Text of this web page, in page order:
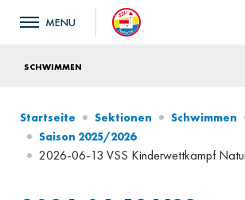
SCHWIMMEN
Startseite Sektionen Schwimmen
Saison 2025/2026
2026-06-13 VSS Kinderwettkampf